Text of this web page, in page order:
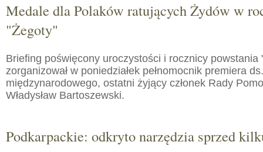
Medale dla Polaków ratujących Żydów w
"Żegoty"
Briefing poświęcony uroczystości i rocznicy powstania
zorganizował w poniedziałek pełnomocnik premiera
międzynarodowego, ostatni żyjący członek Rady
Władysław Bartoszewski.
Podkarpackie: odkryto narzędzia sprzed